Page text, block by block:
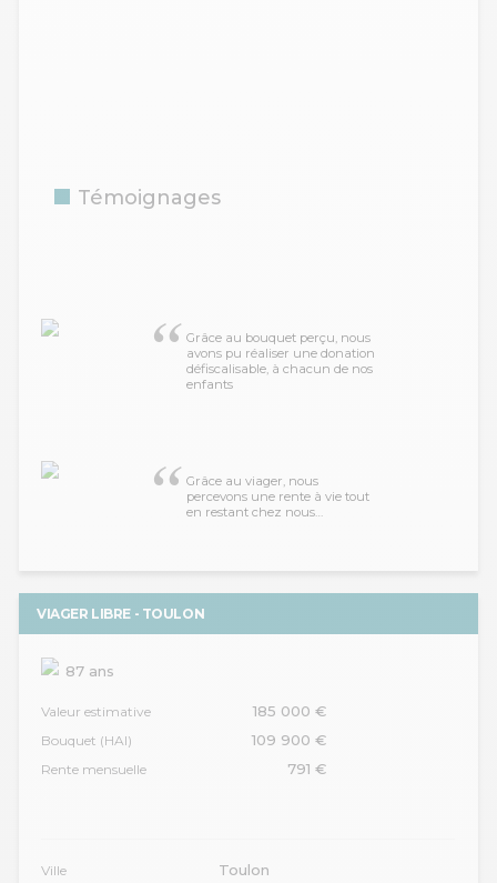
Témoignages
Grâce au bouquet perçu, nous
avons pu réaliser une donation
défiscalisable, à chacun de nos
enfants
Grâce au viager, nous
percevons une rente à vie tout
en restant chez nous…
VIAGER LIBRE - TOULON
87 ans
Valeur estimative 185 000 €
Bouquet (HAI) 109 900 €
Rente mensuelle 791 €
Ville Toulon